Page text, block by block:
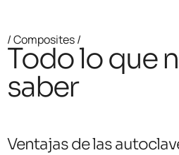
/ Composites /
Todo lo que
saber
Ventajas de las